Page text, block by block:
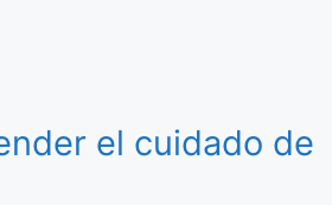
el cuidado de